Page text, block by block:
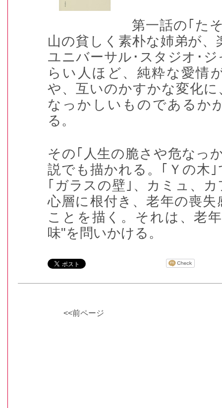
第一話の｢た
山の貧しく素朴な姉弟が
ユニバーサル･スタジオ･
らい人ほど、純粋な愛情
や、互いのかすかな変化
なっかしいものであるか
る。
その｢人生の脆さや危なっ
説でも描かれる。｢Ｙの木
｢ガラスの壁｣、カミュ、
心層に根付き、老年の喪
ことを描く。それは、老
味"を問いかける。
<<前ページ